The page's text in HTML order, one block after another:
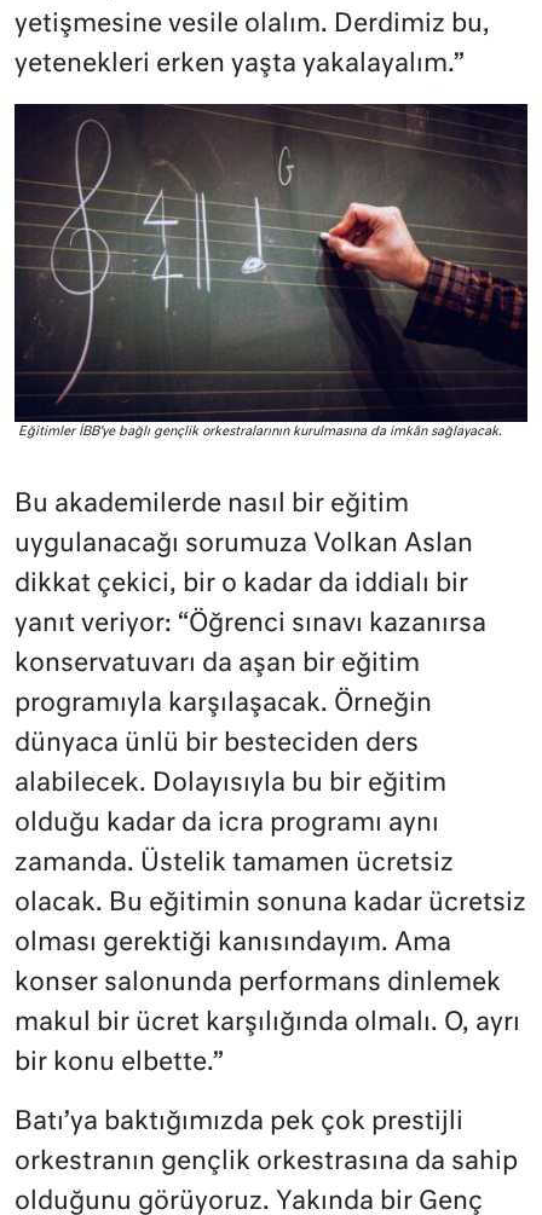
yetişmesine vesile olalım. Derdimiz bu,
yetenekleri erken yaşta yakalayalım.”
Eğitimler İBB’ye bağlı gençlik orkestralarının kurulmasına da imkân sağlayacak.
Bu akademilerde nasıl bir eğitim
uygulanacağı sorumuza Volkan Aslan
dikkat çekici, bir o kadar da iddialı bir
yanıt veriyor: “Öğrenci sınavı kazanırsa
konservatuvarı da aşan bir eğitim
programıyla karşılaşacak. Örneğin
dünyaca ünlü bir besteciden ders
alabilecek. Dolayısıyla bu bir eğitim
olduğu kadar da icra programı aynı
zamanda. Üstelik tamamen ücretsiz
olacak. Bu eğitimin sonuna kadar ücretsiz
olması gerektiği kanısındayım. Ama
konser salonunda performans dinlemek
makul bir ücret karşılığında olmalı. O, ayrı
bir konu elbette.”
Batı’ya baktığımızda pek çok prestijli
orkestranın gençlik orkestrasına da sahip
olduğunu görüyoruz. Yakında bir Genç